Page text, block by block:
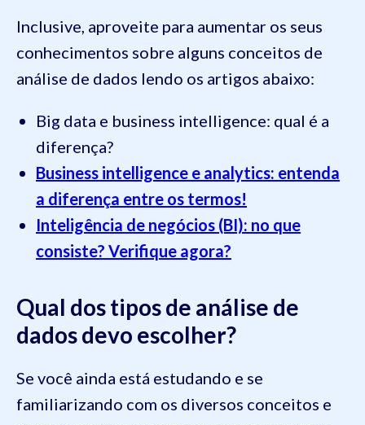
Inclusive, aproveite para aumentar os seus
conhecimentos sobre alguns conceitos de
análise de dados lendo os artigos abaixo:
Big data e business intelligence: qual é a
diferença?
Business intelligence e analytics: entenda
a diferença entre os termos!
Inteligência de negócios (BI): no que
consiste? Verifique agora?
Qual dos tipos de análise de
dados devo escolher?
Se você ainda está estudando e se
familiarizando com os diversos conceitos e